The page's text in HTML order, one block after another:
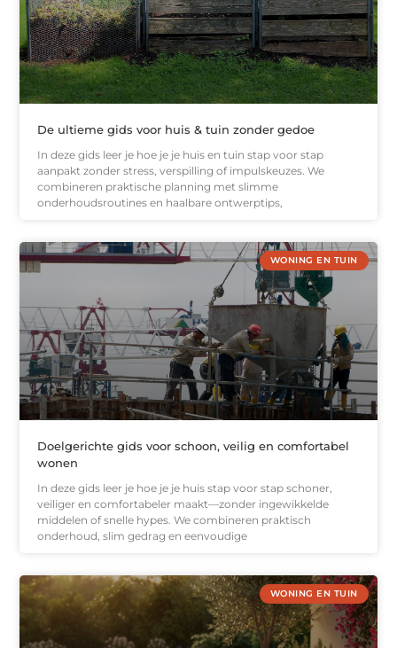
De ultieme gids voor huis & tuin zonder gedoe
In deze gids leer je hoe je je huis en tuin stap voor stap
aanpakt zonder stress, verspilling of impulskeuzes. We
combineren praktische planning met slimme
onderhoudsroutines en haalbare ontwerptips,
WONING EN TUIN
Doelgerichte gids voor schoon, veilig en comfortabel
wonen
In deze gids leer je hoe je je huis stap voor stap schoner,
veiliger en comfortabeler maakt—zonder ingewikkelde
middelen of snelle hypes. We combineren praktisch
onderhoud, slim gedrag en eenvoudige
WONING EN TUIN